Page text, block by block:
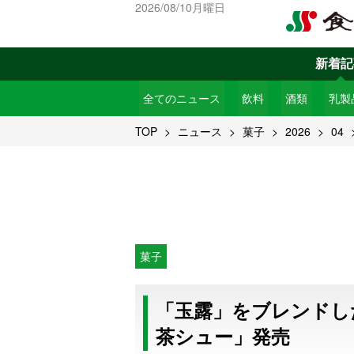
2026/08/10月曜日
新着
全てのニュース 飲料 酒類 乳製
TOP ニュース 菓子 2026 04
菓子
「玉露」をブレンド
茶シュー」発売